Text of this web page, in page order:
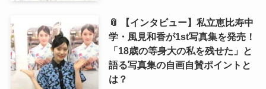
📎 【インタビュー】私立恵比寿中
学・風見和香が1st写真集を発売！
「18歳の等身大の私を残せた」と
語る写真集の自画自賛ポイントと
は？